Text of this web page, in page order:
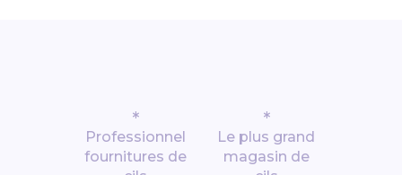
*
Professionnel
fournitures de
*
Le plus grand
magasin de